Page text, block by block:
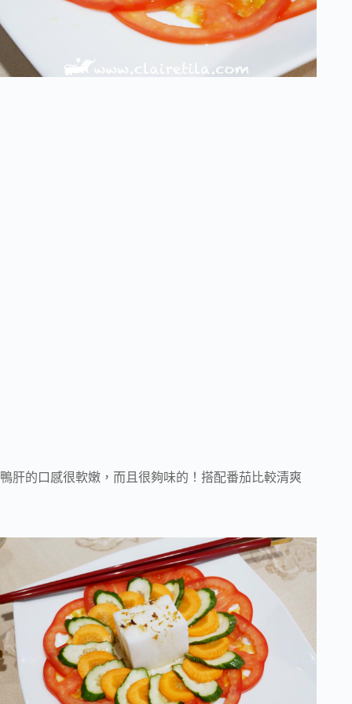
鴨肝的口感很軟嫩，而且很夠味的！搭配番茄比較清爽